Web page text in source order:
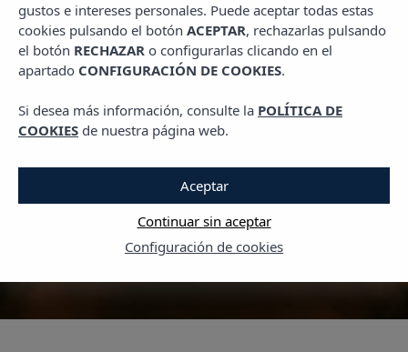
PLANES EN IBIZA
Eclipse Solar Total 2026:
Vive este fenómeno único
desde las Islas Baleares
gustos e intereses personales. Puede aceptar todas estas
cookies pulsando el botón ACEPTAR, rechazarlas pulsando
el botón RECHAZAR o configurarlas clicando en el
apartado CONFIGURACIÓN DE COOKIES.
Si desea más información, consulte la POLÍTICA DE
COOKIES de nuestra página web.
Configuración de cookies
Continuar sin aceptar
Aceptar